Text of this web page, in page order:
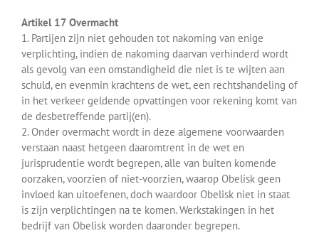
Artikel 17 Overmacht
1. Partijen zijn niet gehouden tot nakoming van enige
verplichting, indien de nakoming daarvan verhinderd wordt
als gevolg van een omstandigheid die niet is te wijten aan
schuld, en evenmin krachtens de wet, een rechtshandeling of
in het verkeer geldende opvattingen voor rekening komt van
de desbetreffende partij(en).
2. Onder overmacht wordt in deze algemene voorwaarden
verstaan naast hetgeen daaromtrent in de wet en
jurisprudentie wordt begrepen, alle van buiten komende
oorzaken, voorzien of niet-voorzien, waarop Obelisk geen
invloed kan uitoefenen, doch waardoor Obelisk niet in staat
is zijn verplichtingen na te komen. Werkstakingen in het
bedrijf van Obelisk worden daaronder begrepen.